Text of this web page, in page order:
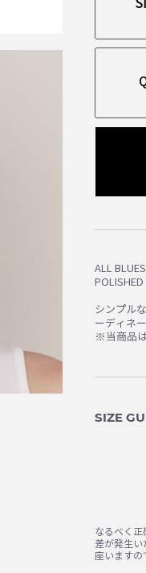
ALL
POLISHED
シンプル
ーディネ
※当商品
SIZE
なるべく
差が発生
座いますの